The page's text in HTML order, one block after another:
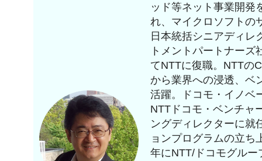
ッド等ネット事業開発
れ、マイクロソフトの
日本統括シニアディレ
トメントパートナー
てNTTに復職。NTTの
から業界への浸透、ベ
活躍。ドコモ・イノベ
NTTドコモ・ベンチャ
ングディレクターに就
ョンプログラムの立ち
年にNTT/ドコモグル